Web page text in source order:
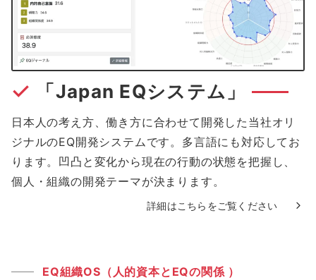
「Japan EQシステム」
日本人の考え方、働き方に合わせて開発した当社オリ
ジナルのEQ開発システムです。多言語にも対応してお
ります。凹凸と変化から現在の行動の状態を把握し、
個人・組織の開発テーマが決まります。
詳細はこちらをご覧ください
EQ組織OS（人的資本とEQの関係 ）